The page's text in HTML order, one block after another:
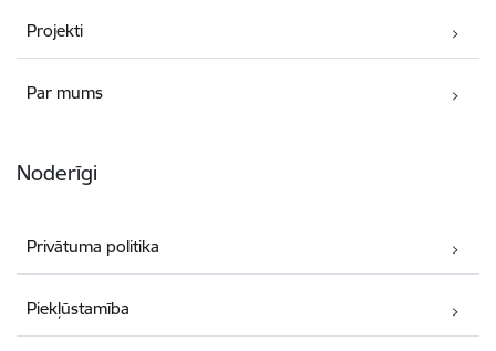
Projekti
Par mums
Noderīgi
Privātuma politika
Piekļūstamība